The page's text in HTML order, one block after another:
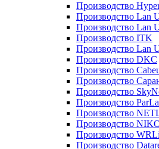
Производство
Производство Lan
Производство Lan
Производство ITK
Производство Lan
Производство DKC
Производство
Производство
Производство
Производство
Производство
Производство
Производство
Производство